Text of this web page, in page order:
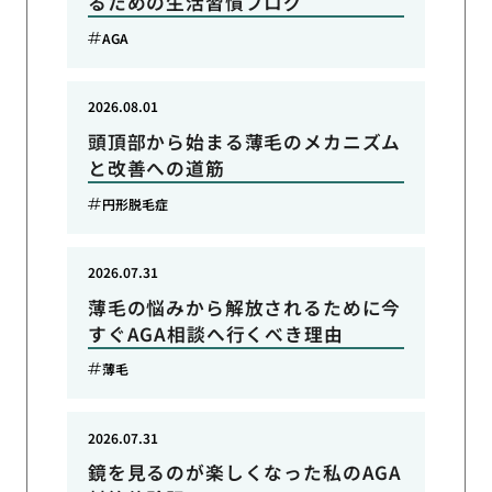
AGA
頭頂部から始まる薄毛のメカニズム
と改善への道筋
2026.08.01
円形脱毛症
薄毛の悩みから解放されるために今
すぐAGA相談へ行くべき理由
2026.07.31
薄毛
鏡を見るのが楽しくなった私のAGA
2026.07.31